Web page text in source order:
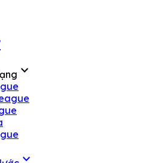
expand_more
expand_more